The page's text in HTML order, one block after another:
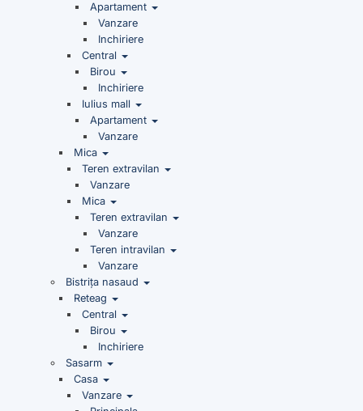
Apartament
Vanzare
Inchiriere
Central
Birou
Inchiriere
Iulius mall
Apartament
Vanzare
Mica
Teren extravilan
Vanzare
Mica
Teren extravilan
Vanzare
Teren intravilan
Vanzare
Bistrița nasaud
Reteag
Central
Birou
Inchiriere
Sasarm
Casa
Vanzare